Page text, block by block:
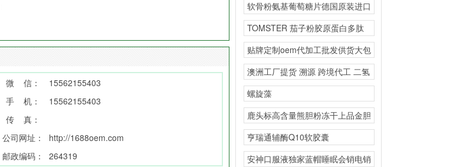
微 信：
15562155403
手 机：
15562155403
传 真：
公司网址：
http://1688oem.com
邮政编码： 264319
软骨粉氨基葡萄糖片德国原装进口
源头工厂一般贸易抖音
TOMSTER 茄子粉胶原蛋白多肽
复合粉海外源头工
贴牌定制oem代加工批发供货大包
广播电视购物直播供
澳洲工厂提货 溯源 跨境代工 二氢
槲皮素复合固体饮
螺旋藻
鹿头标高含量熊胆粉冻干上品金胆
直播私域会销
亨瑞通辅酶Q10软胶囊
安神口服液独家蓝帽睡眠会销电销